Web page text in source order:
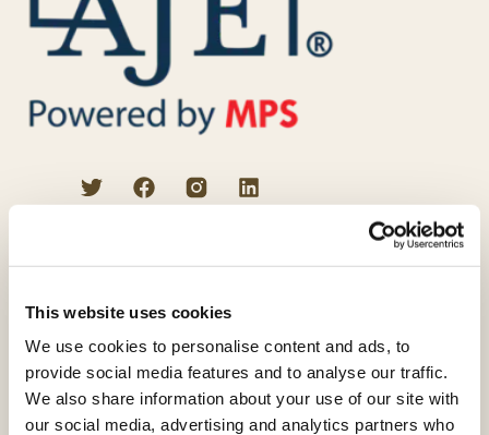
This website uses cookies
We use cookies to personalise content and ads, to
provide social media features and to analyse our traffic.
We also share information about your use of our site with
our social media, advertising and analytics partners who
科学論文校閲
学術翻訳
ジャーナル推奨